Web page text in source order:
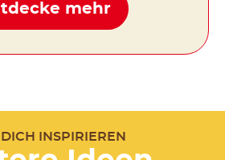
mehr
DICH INSPIRIEREN